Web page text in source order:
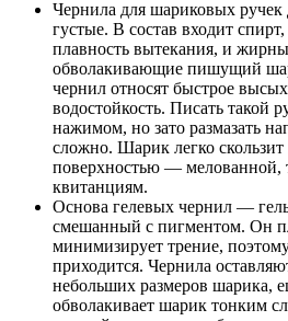
Чернила для шариковых ручек
густые. В состав входит
плавность вытекания, и
обволакивающие пишущий
чернил относят быстрое
водостойкость. Писать такой
нажимом, но зато размазать
сложно. Шарик легко скользит
поверхностью — мелованной,
квитанциям.
Основа гелевых чернил —
смешанный с пигментом. Он
минимизирует трение,
приходится. Чернила
небольших размеров шарика,
обволакивает шарик тонким